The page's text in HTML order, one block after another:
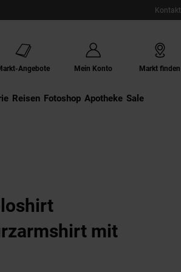
Kontakt
Angebote Mein Konto Markt finden
Externer Link:
Reisen Externer Link:
Fotoshop Externer Link:
Apotheke Sale
mit